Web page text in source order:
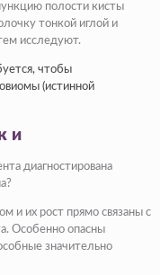
полости кисты
тонкой иглой и
исследуют.
чтобы
(истинной
диагностирована
и их рост прямо связаны с
Особенно опасны
значительно